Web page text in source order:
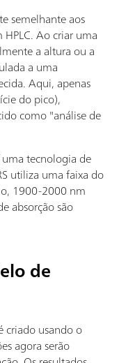
semelhante aos
Ao criar uma
a altura ou a
a uma
Aqui, apenas
do pico),
como "análise de
tecnologia de
utiliza uma faixa do
1900-2000 nm
absorção são
de
criado usando o
agora serão